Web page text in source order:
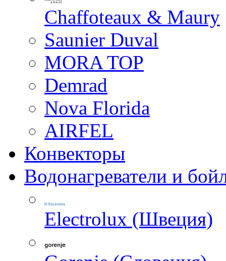
Chaffoteaux & Maury
Saunier Duval
MORA TOP
Demrad
Nova Florida
AIRFEL
Конвекторы
Водонагреватели и
Electrolux (Швеция)